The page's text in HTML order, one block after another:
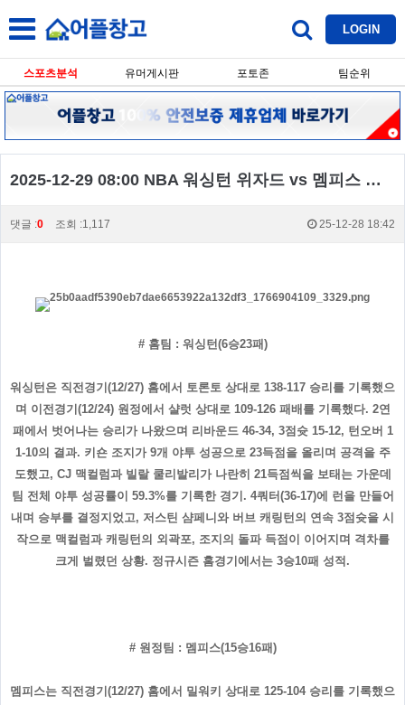
LOGIN
스포츠분석 유머게시판 포토존 팀순위
2025-12-29 08:00 NBA 워싱턴 위자드 vs 멤피스 그리즐리즈
댓글 :0 조회 :1,117 25-12-28 18:42
# 홈팀 : 워싱턴(6승23패)
워싱턴은 직전경기(12/27) 홈에서 토론토 상대로 138-117 승리를 기록했으
며 이전경기(12/24) 원정에서 샬럿 상대로 109-126 패배를 기록했다. 2연
패에서 벗어나는 승리가 나왔으며 리바운드 46-34, 3점슛 15-12, 턴오버 1
1-10의 결과. 키숀 조지가 9개 야투 성공으로 23득점을 올리며 공격을 주
도했고, CJ 맥컬럼과 빌랄 쿨리발리가 나란히 21득점씩을 보태는 가운데
팀 전체 야투 성공률이 59.3%를 기록한 경기. 4쿼터(36-17)에 런을 만들어
내며 승부를 결정지었고, 저스틴 샴페니와 버브 캐링턴의 연속 3점슛을 시
작으로 맥컬럼과 캐링턴의 외곽포, 조지의 돌파 득점이 이어지며 격차를
크게 벌렸던 상황. 정규시즌 홈경기에서는 3승10패 성적.
# 원정팀 : 멤피스(15승16패)
멤피스는 직전경기(12/27) 홈에서 밀워키 상대로 125-104 승리를 기록했으